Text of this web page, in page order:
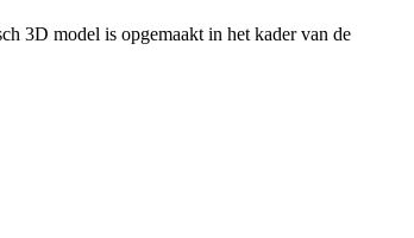
3D model is opgemaakt in het kader van de